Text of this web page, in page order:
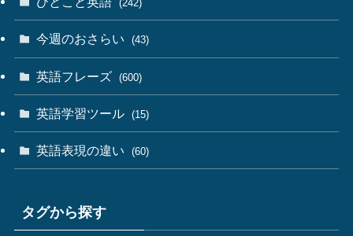
(242)
今週のおさらい (43)
英語フレーズ (600)
英語学習ツール (15)
英語表現の違い (60)
タグから探す